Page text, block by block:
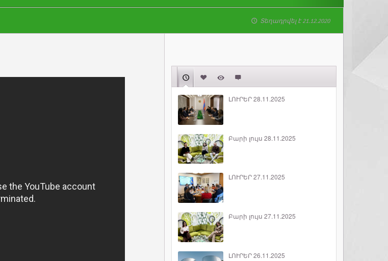
Տեղադրվել է 21.12.2020
ԼՈՒՐԵՐ 28.11.2025
Բարի լույս 28.11.2025
ԼՈՒՐԵՐ 27.11.2025
Բարի լույս 27.11.2025
ԼՈՒՐԵՐ 26.11.2025